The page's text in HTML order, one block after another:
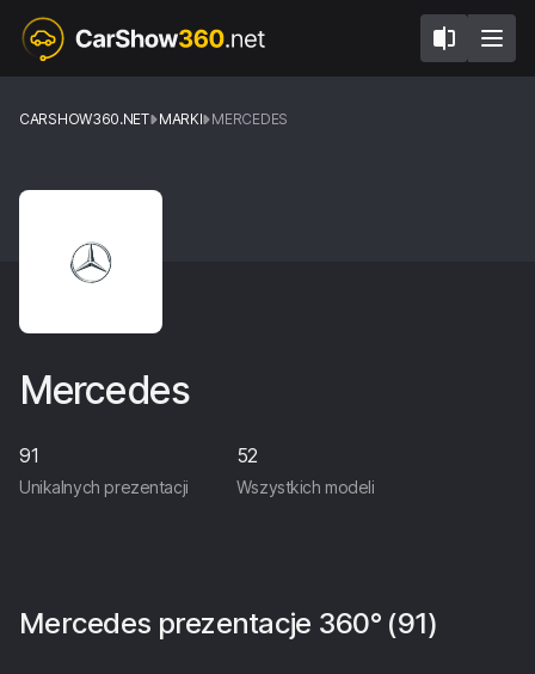
CARSHOW360.NET MARKI MERCEDES
Mercedes
91
Unikalnych prezentacji
52
Wszystkich modeli
Mercedes prezentacje 360° (91)